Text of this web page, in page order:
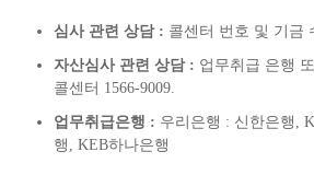
심사 관련 상담 : 콜센터 번호 및 기금
자산심사 관련 상담 : 업무취급 은행
콜센터 1566-9009.
업무취급은행 : 우리은행 : 신한은행,
행, KEB하나은행